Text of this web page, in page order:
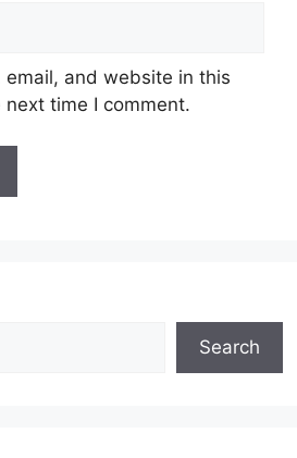
email, and website in this
time I comment.
Search